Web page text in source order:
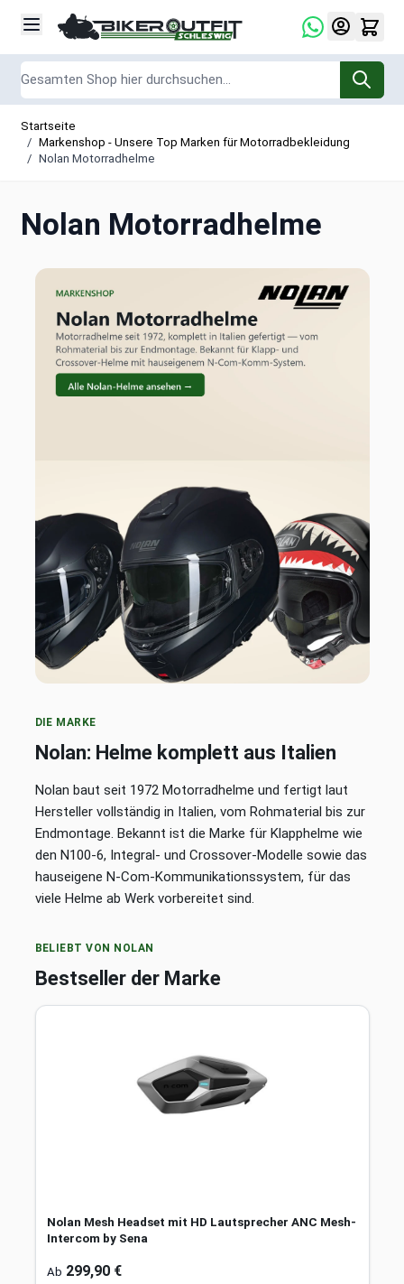
Startseite
/ Markenshop - Unsere Top Marken für Motorradbekleidung
/ Nolan Motorradhelme
Nolan Motorradhelme
Nolan Motorradhelme
DIE MARKE
Nolan: Helme komplett aus Italien
Nolan baut seit 1972 Motorradhelme und fertigt laut
Hersteller vollständig in Italien, vom Rohmaterial bis zur
Endmontage. Bekannt ist die Marke für Klapphelme wie
den N100-6, Integral- und Crossover-Modelle sowie das
hauseigene N-Com-Kommunikationssystem, für das
viele Helme ab Werk vorbereitet sind.
BELIEBT VON NOLAN
Bestseller der Marke
Nolan Mesh Headset mit HD Lautsprecher ANC Mesh-
Intercom by Sena
Ab 299,90 €